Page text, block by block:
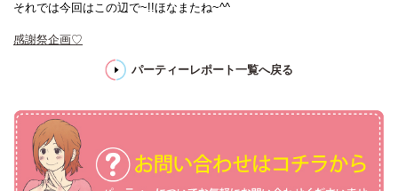
それでは今回はこの辺で~!!ほなまたね~^^
感謝祭企画♡
パーティーレポート一覧へ戻る